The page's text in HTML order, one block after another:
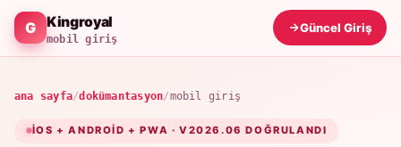
Kingroyal
mobil giriş
Güncel Giriş
ana sayfa/dokümantasyon/mobil giriş
IOS + ANDROID + PWA · V2026.06 DOĞRULANDI